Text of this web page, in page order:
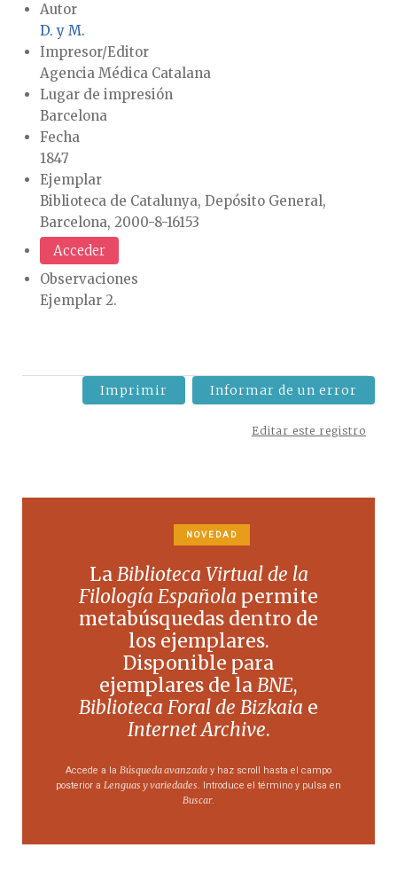
Autor
D. y M.
Impresor/Editor
Agencia Médica Catalana
Lugar de impresión
Barcelona
Fecha
1847
Ejemplar
Biblioteca de Catalunya, Depósito General,
Barcelona, 2000-8-16153
Acceder
Observaciones
Ejemplar 2.
Imprimir Informar de un error
Editar este registro
NOVEDAD
LaBiblioteca Virtual de la
Filología Española permite
metabúsquedas dentro de
los ejemplares.
Disponible para
ejemplares de laBNE,
Biblioteca Foral de Bizkaia e
Internet Archive.
Accede a la Búsqueda avanzada y haz scroll hasta el campo
posterior a Lenguas y variedades . Introduce el término y pulsa en
Buscar.